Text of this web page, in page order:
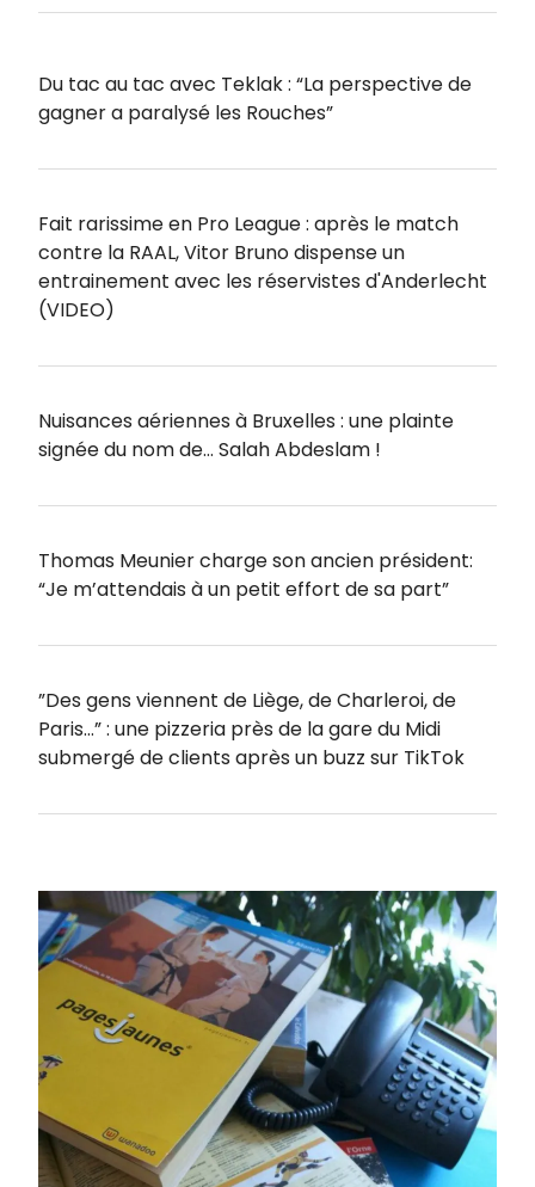
Du tac au tac avec Teklak : “La perspective de
gagner a paralysé les Rouches”
Fait rarissime en Pro League : après le match
contre la RAAL, Vitor Bruno dispense un
entrainement avec les réservistes d'Anderlecht
(VIDEO)
Nuisances aériennes à Bruxelles : une plainte
signée du nom de… Salah Abdeslam !
Thomas Meunier charge son ancien président:
“Je m’attendais à un petit effort de sa part”
”Des gens viennent de Liège, de Charleroi, de
Paris…” : une pizzeria près de la gare du Midi
submergé de clients après un buzz sur TikTok